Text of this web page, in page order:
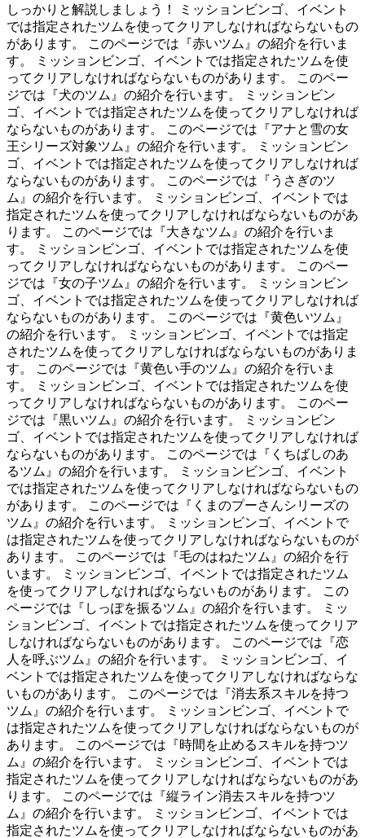
しっかりと解説しましょう！ ミッションビンゴ、イベント
では指定されたツムを使ってクリアしなければならないもの
があります。 このページでは『赤いツム』の紹介を行いま
す。 ミッションビンゴ、イベントでは指定されたツムを使
ってクリアしなければならないものがあります。 このペー
ジでは『犬のツム』の紹介を行います。 ミッションビン
ゴ、イベントでは指定されたツムを使ってクリアしなければ
ならないものがあります。 このページでは『アナと雪の女
王シリーズ対象ツム』の紹介を行います。 ミッションビン
ゴ、イベントでは指定されたツムを使ってクリアしなければ
ならないものがあります。 このページでは『うさぎのツ
ム』の紹介を行います。 ミッションビンゴ、イベントでは
指定されたツムを使ってクリアしなければならないものがあ
ります。 このページでは『大きなツム』の紹介を行いま
す。 ミッションビンゴ、イベントでは指定されたツムを使
ってクリアしなければならないものがあります。 このペー
ジでは『女の子ツム』の紹介を行います。 ミッションビン
ゴ、イベントでは指定されたツムを使ってクリアしなければ
ならないものがあります。 このページでは『黄色いツム』
の紹介を行います。 ミッションビンゴ、イベントでは指定
されたツムを使ってクリアしなければならないものがありま
す。 このページでは『黄色い手のツム』の紹介を行いま
す。 ミッションビンゴ、イベントでは指定されたツムを使
ってクリアしなければならないものがあります。 このペー
ジでは『黒いツム』の紹介を行います。 ミッションビン
ゴ、イベントでは指定されたツムを使ってクリアしなければ
ならないものがあります。 このページでは『くちばしのあ
るツム』の紹介を行います。 ミッションビンゴ、イベント
では指定されたツムを使ってクリアしなければならないもの
があります。 このページでは『くまのプーさんシリーズの
ツム』の紹介を行います。 ミッションビンゴ、イベントで
は指定されたツムを使ってクリアしなければならないものが
あります。 このページでは『毛のはねたツム』の紹介を行
います。 ミッションビンゴ、イベントでは指定されたツム
を使ってクリアしなければならないものがあります。 この
ページでは『しっぽを振るツム』の紹介を行います。 ミッ
ションビンゴ、イベントでは指定されたツムを使ってクリア
しなければならないものがあります。 このページでは『恋
人を呼ぶツム』の紹介を行います。 ミッションビンゴ、イ
ベントでは指定されたツムを使ってクリアしなければならな
いものがあります。 このページでは『消去系スキルを持つ
ツム』の紹介を行います。 ミッションビンゴ、イベントで
は指定されたツムを使ってクリアしなければならないものが
あります。 このページでは『時間を止めるスキルを持つツ
ム』の紹介を行います。 ミッションビンゴ、イベントでは
指定されたツムを使ってクリアしなければならないものがあ
ります。 このページでは『縦ライン消去スキルを持つツ
ム』の紹介を行います。 ミッションビンゴ、イベントでは
指定されたツムを使ってクリアしなければならないものがあ